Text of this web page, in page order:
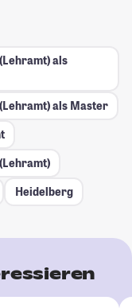
als
als Master
Heidelberg